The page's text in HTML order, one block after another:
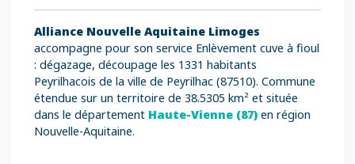
Alliance Nouvelle Aquitaine Limoges
accompagne pour son service Enlèvement cuve à fioul
: dégazage, découpage les 1331 habitants
Peyrilhacois de la ville de Peyrilhac (87510). Commune
étendue sur un territoire de 38.5305 km² et située
dans le département Haute-Vienne (87) en région
Nouvelle-Aquitaine.